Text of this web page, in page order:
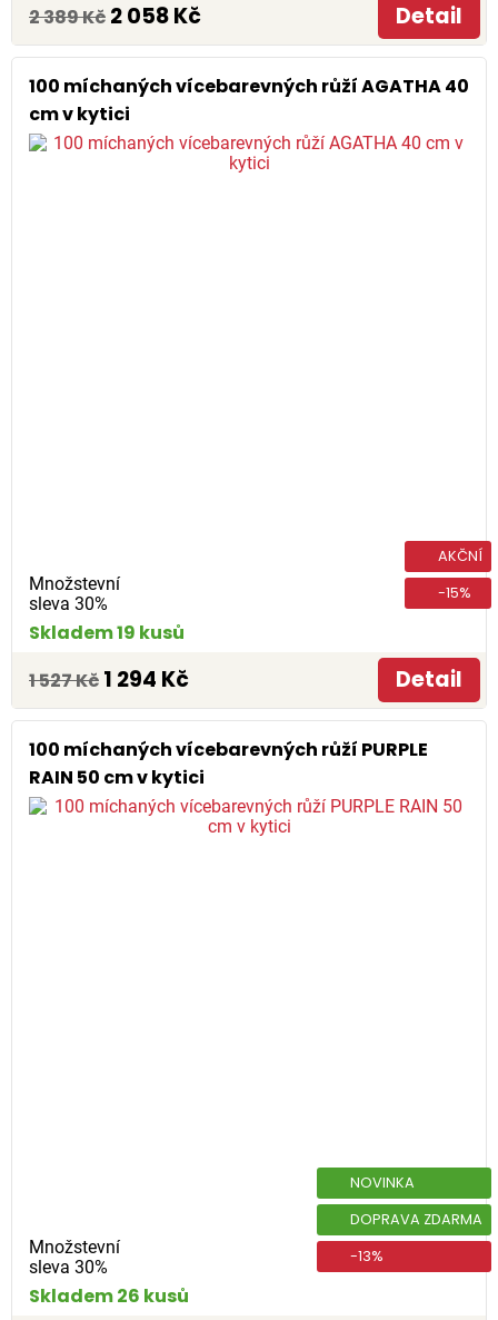
2 389 Kč 2 058 Kč Detail
100 míchaných vícebarevných růží AGATHA 40
cm v kytici
Množstevní
sleva 30%
AKČNÍ
-15%
Skladem 19 kusů
1 527 Kč 1 294 Kč Detail
100 míchaných vícebarevných růží PURPLE
RAIN 50 cm v kytici
Množstevní
sleva 30%
NOVINKA
DOPRAVA ZDARMA
-13%
Skladem 26 kusů